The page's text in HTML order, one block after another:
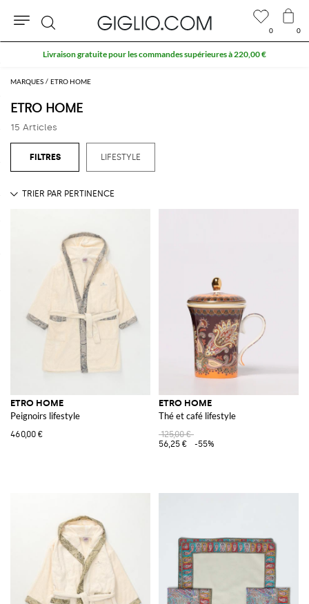
MARQUES ETRO HOME
ETRO HOME
15 Articles
LIFESTYLE
ETRO HOME
Peignoirs lifestyle
460,00 €
ETRO HOME
Thé et café lifestyle
125,00 €
56,25 €
-55%
0 0
Rechercher
Livraison gratuite pour les commandes supérieures à 220,00 €